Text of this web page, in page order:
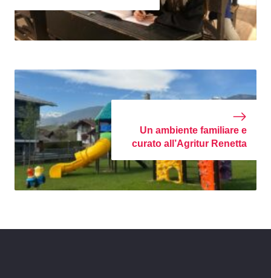
Un ambiente familiare e
curato all’Agritur Renetta